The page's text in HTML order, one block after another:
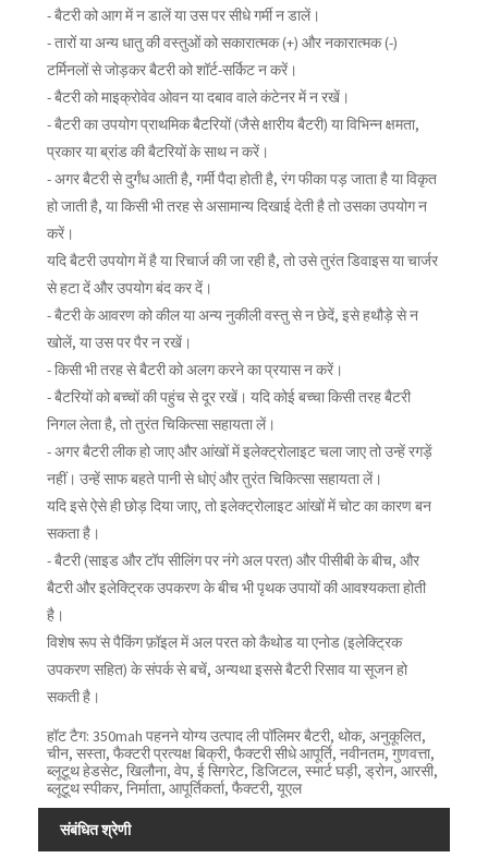
- बैटरी को आग में न डालें या उस पर सीधे गर्मी न डालें।
- तारों या अन्य धातु की वस्तुओं को सकारात्मक (+) और नकारात्मक (-)
टर्मिनलों से जोड़कर बैटरी को शॉर्ट-सर्किट न करें।
- बैटरी को माइक्रोवेव ओवन या दबाव वाले कंटेनर में न रखें।
- बैटरी का उपयोग प्राथमिक बैटरियों (जैसे क्षारीय बैटरी) या विभिन्न क्षमता,
प्रकार या ब्रांड की बैटरियों के साथ न करें।
- अगर बैटरी से दुर्गंध आती है, गर्मी पैदा होती है, रंग फीका पड़ जाता है या विकृत
हो जाती है, या किसी भी तरह से असामान्य दिखाई देती है तो उसका उपयोग न
करें।
यदि बैटरी उपयोग में है या रिचार्ज की जा रही है, तो उसे तुरंत डिवाइस या चार्जर
से हटा दें और उपयोग बंद कर दें।
- बैटरी के आवरण को कील या अन्य नुकीली वस्तु से न छेदें, इसे हथौड़े से न
खोलें, या उस पर पैर न रखें।
- किसी भी तरह से बैटरी को अलग करने का प्रयास न करें।
- बैटरियों को बच्चों की पहुंच से दूर रखें। यदि कोई बच्चा किसी तरह बैटरी
निगल लेता है, तो तुरंत चिकित्सा सहायता लें।
- अगर बैटरी लीक हो जाए और आंखों में इलेक्ट्रोलाइट चला जाए तो उन्हें रगड़ें
नहीं। उन्हें साफ बहते पानी से धोएं और तुरंत चिकित्सा सहायता लें।
यदि इसे ऐसे ही छोड़ दिया जाए, तो इलेक्ट्रोलाइट आंखों में चोट का कारण बन
सकता है।
- बैटरी (साइड और टॉप सीलिंग पर नंगे अल परत) और पीसीबी के बीच, और
बैटरी और इलेक्ट्रिक उपकरण के बीच भी पृथक उपायों की आवश्यकता होती
है।
विशेष रूप से पैकिंग फ़ॉइल में अल परत को कैथोड या एनोड (इलेक्ट्रिक
उपकरण सहित) के संपर्क से बचें, अन्यथा इससे बैटरी रिसाव या सूजन हो
सकती है।
हॉट टैग: 350mah पहनने योग्य उत्पाद ली पॉलिमर बैटरी, थोक, अनुकूलित,
चीन, सस्ता, फैक्टरी प्रत्यक्ष बिक्री, फैक्टरी सीधे आपूर्ति, नवीनतम, गुणवत्ता,
ब्लूटूथ हेडसेट, खिलौना, वेप, ई सिगरेट, डिजिटल, स्मार्ट घड़ी, ड्रोन, आरसी,
ब्लूटूथ स्पीकर, निर्माता, आपूर्तिकर्ता, फैक्टरी, यूएल
संबंधित श्रेणी